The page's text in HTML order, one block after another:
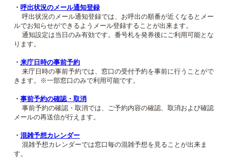
・ 呼出状況のメール通知登録
呼出状況のメール通知登録では、お呼出の順番が近くなるとメー
ルでお知らせができるようメール登録することが出来ます。
通知設定は当日のみ有効です。番号札を発券後にご利用可能とな
ります。
・ 来庁日時の事前予約
来庁日時の事前予約では、窓口の受付予約を事前に行うことがで
きます。※一部窓口のみで利用可能です。
・ 事前予約の確認・取消
事前予約の確認・取消では、ご予約内容の確認、取消および確認
メールの再送信が行えます。
・ 混雑予想カレンダー
混雑予想カレンダーでは窓口毎の混雑予想を見ることが出来ま
す。